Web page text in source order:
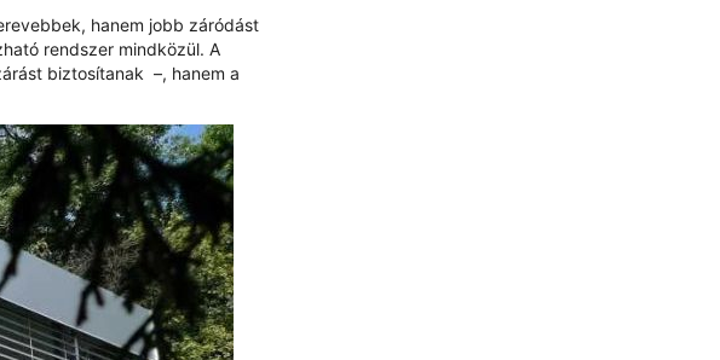
hanem jobb záródást
rendszer mindközül. A
biztosítanak –, hanem a